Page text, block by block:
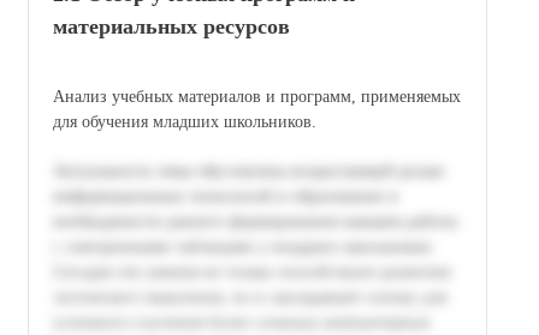
материальных ресурсов
Анализ учебных материалов и программ, применяемых
для обучения младших школьников.